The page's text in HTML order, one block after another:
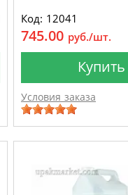
Код: 12041
745.00 руб./шт.
Купить
Условия заказа